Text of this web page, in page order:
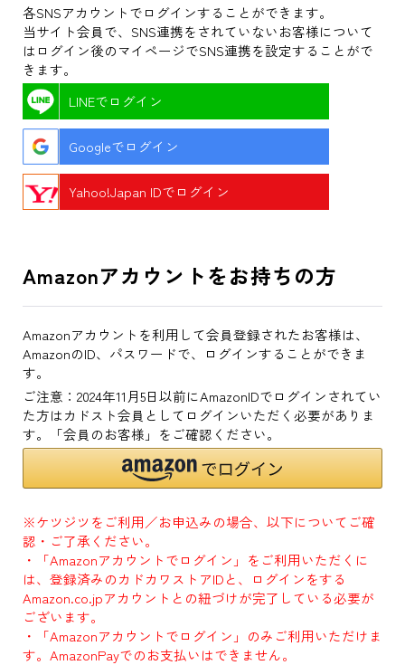
各SNSアカウントでログインすることができます。
当サイト会員で、SNS連携をされていないお客様について
はログイン後のマイページでSNS連携を設定することがで
きます。
LINEでログイン
Googleでログイン
Yahoo!Japan IDでログイン
Amazonアカウントをお持ちの方
Amazonアカウントを利用して会員登録されたお客様は、
AmazonのID、パスワードで、ログインすることができま
す。
ご注意：2024年11月5日以前にAmazonIDでログインされてい
た方はカドスト会員としてログインいただく必要がありま
す。「会員のお客様」をご確認ください。
※ケツジツをご利用／お申込みの場合、以下についてご確
認・ご了承ください。
・「Amazonアカウントでログイン」をご利用いただくに
は、登録済みのカドカワストアIDと、ログインをする
Amazon.co.jpアカウントとの紐づけが完了している必要が
ございます。
・「Amazonアカウントでログイン」のみご利用いただけま
す。AmazonPayでのお支払いはできません。